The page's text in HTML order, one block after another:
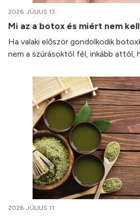
2026. JÚLIUS 13.
Mi az a botox és miért nem
Ha valaki először gondolkodik
nem a szúrásoktól fél, inkább attól,
2026. JÚLIUS 11.